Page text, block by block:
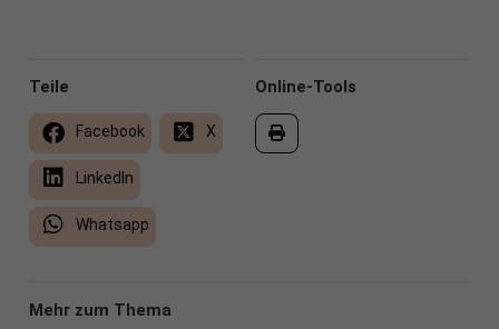
Online-Tools
Teile
Facebook X
LinkedIn
Whatsapp
Mehr zum Thema